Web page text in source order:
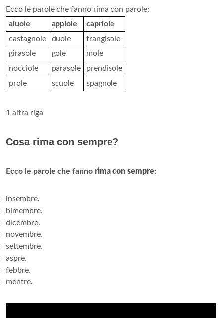
Ecco le parole che fanno rima con parole:
aiuole
appiole
capriole
castagnole
duole
frangisole
girasole
gole
mole
nocciole
parasole
prendisole
prole
scuole spagnole
1 altra riga
Cosa rima con sempre?
Ecco le parole che fanno rima con sempre:
insembre.
bimembre.
dicembre.
novembre.
settembre.
aspre.
febbre.
mentre.